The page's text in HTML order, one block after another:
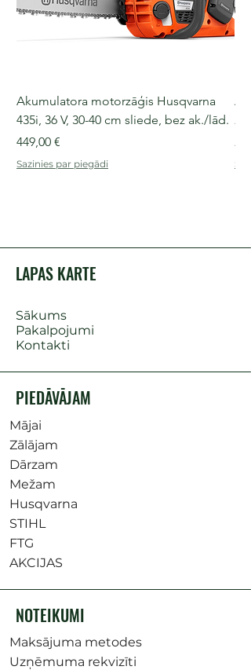
Akumulatora motorzāģis Husqvarna
435i, 36 V, 30-40 cm sliede, bez ak./lād.
Cena
449,00 €
Sazinies par piegādi
LAPAS KARTE
Sākums
Pakalpojumi
Kontakti
PIEDĀVĀJAM
Mājai
Zālājam
Dārzam
Mežam
Husqvarna
STIHL
FTG
AKCIJAS
NOTEIKUMI
Maksājuma metodes
Uzņēmuma rekvizīti